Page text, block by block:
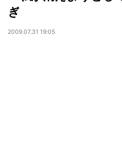
ぎ
2009.07.31 19:05